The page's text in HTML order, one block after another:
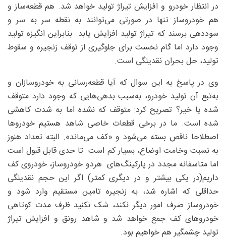
در انتظار خودرو و افزایش تیراژ تولید خواهد شد. هم قطعه‌ساز و
هم خودروساز تنها در صورتی می‌توانند به نقطه سر به سر و
سوددهی برسند که تیراژ تولید افزایش یابد. بنابراین انگیزه تولید
وجود دارد اما گام نخست برای جلوگیری از توقف زنجیره و سقوط
تولید، حل بحران نقدینگی است.
وی در پاسخ به این سوال که‌ آیا قطعه‌رسانی به خودروسازان و
به‌تبع آن تولید خودرو، به‌سبب بدهی‌هایی که وجود دارد متوقف
شده یا خیر؟ تصریح کرد: متوقف که نشده اما به شدت کاهشی
شده است. ما در برخی قطعات خاصی شاهد هستیم خودروها
اصطلاحا ناقص بسته می‌شود و «کف می‌ماند». البته تعداد هنوز
به نسبت وخامت اوضاع، بسیار کم است. تا حدی قابل قبول است
اما متاسفانه مجدد در پارکینگ‌های هردو خودروساز، خودروی کف
داریم(در یکی بیشتر و در دیگری کمتر) اگر این حجم نقدینگی
حداقلی که اشاره شد، به زنجیره تامین مستقیم وارد شود و
خودروساز صرف امور دیگر نکند، شک نکنید ظرف مدت کوتاهی
خودروهای کف جمع خواهد شد و شاهد رونق و افزایش تیراژ
تولید چشمگیر هم خواهیم بود.